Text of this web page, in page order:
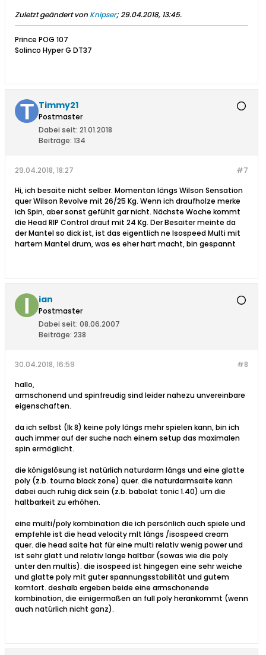
Zuletzt geändert von Knipser;29.04.2018, 13:45.
Prince POG 107
Solinco Hyper G DT37
Timmy21
Postmaster
Dabei seit: 21.01.2018
Beiträge: 134
#7
29.04.2018, 18:27
Hi, ich besaite nicht selber. Momentan längs Wilson Sensation
quer Wilson Revolve mit 26/25 Kg. Wenn ich draufholze merke
ich Spin, aber sonst gefühlt gar nicht. Nächste Woche kommt
die Head RIP Control drauf mit 24 Kg. Der Besaiter meinte da
der Mantel so dick ist, ist das eigentlich ne Isospeed Multi mit
hartem Mantel drum, was es eher hart macht, bin gespannt
ian
Postmaster
Dabei seit: 08.06.2007
Beiträge: 238
#8
30.04.2018, 16:59
hallo,
armschonend und spinfreudig sind leider nahezu unvereinbare
eigenschaften.
da ich selbst (lk 8) keine poly längs mehr spielen kann, bin ich
auch immer auf der suche nach einem setup das maximalen
spin ermöglicht.
die königslösung ist natürlich naturdarm längs und eine glatte
poly (z.b. tourna black zone) quer. die naturdarmsaite kann
dabei auch ruhig dick sein (z.b. babolat tonic 1.40) um die
haltbarkeit zu erhöhen.
eine multi/poly kombination die ich persönlich auch spiele und
empfehle ist die head velocity mlt längs /isospeed cream
quer. die head saite hat für eine multi relativ wenig power und
ist sehr glatt und relativ lange haltbar (sowas wie die poly
unter den multis). die isospeed ist hingegen eine sehr weiche
und glatte poly mit guter spannungsstabilität und gutem
komfort. deshalb ergeben beide eine armschonende
kombination, die einigermaßen an full poly herankommt (wenn
auch natürlich nicht ganz).